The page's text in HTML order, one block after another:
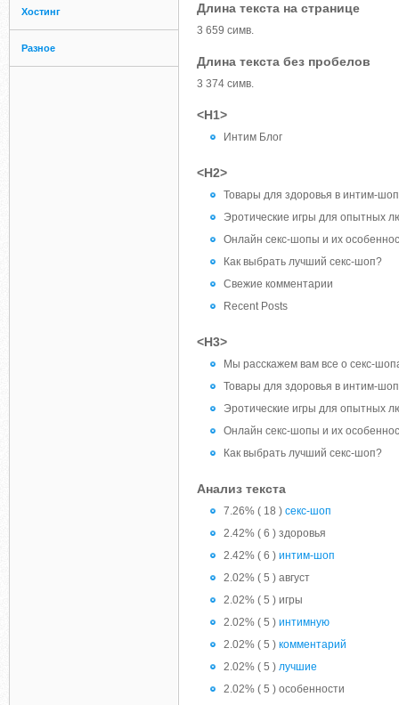
Хостинг
Разное
Длина текста на странице
3 659 симв.
Длина текста без пробелов
3 374 симв.
<H1>
Интим Блог
<H2>
Товары для здоровья в интим-
Эротические игры для опытных
Онлайн секс-шопы и их
Как выбрать лучший секс-шоп?
Свежие комментарии
Recent Posts
<H3>
Мы расскажем вам все о секс-
Товары для здоровья в интим-
Эротические игры для опытных
Онлайн секс-шопы и их
Как выбрать лучший секс-шоп?
Анализ текста
7.26% ( 18 ) секс-шоп
2.42% ( 6 ) здоровья
2.42% ( 6 ) интим-шоп
2.02% ( 5 ) август
2.02% ( 5 ) игры
2.02% ( 5 ) интимную
2.02% ( 5 ) комментарий
2.02% ( 5 ) лучшие
2.02% ( 5 ) особенности